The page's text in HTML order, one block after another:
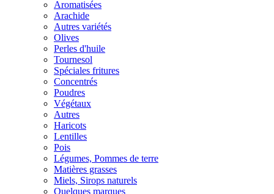
Aromatisées
Arachide
Autres variétés
Olives
Perles d'huile
Tournesol
Spéciales fritures
Concentrés
Poudres
Végétaux
Autres
Haricots
Lentilles
Pois
Légumes, Pommes de terre
Matières grasses
Miels, Sirops naturels
Quelques marques